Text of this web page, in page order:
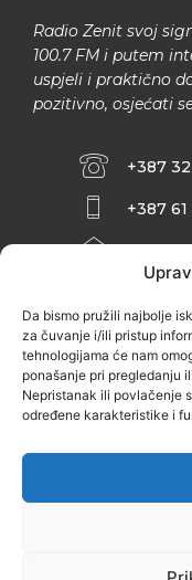
Da bismo pružili najbolje
za čuvanje i/ili pristup
tehnologijama će nam
ponašanje pri pregledanju
Nepristanak ili povlačenje
određene karakteristike i
Radio Zenit svoj
100.7 FM i putem
uspjeli i praktično
pozitivno, osjećati
+387
+387